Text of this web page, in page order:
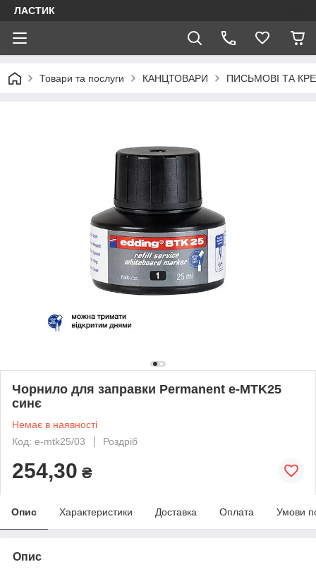
ЛАСТИК
Товари та послуги КАНЦТОВАРИ ПИСЬМОВІ ТА
Чорнило для заправки Permanent e-MTK25
синє
Немає в наявності
Код: e-mtk25/03
Роздріб
254,30 ₴
Опис Характеристики Доставка Оплата Умови
Опис